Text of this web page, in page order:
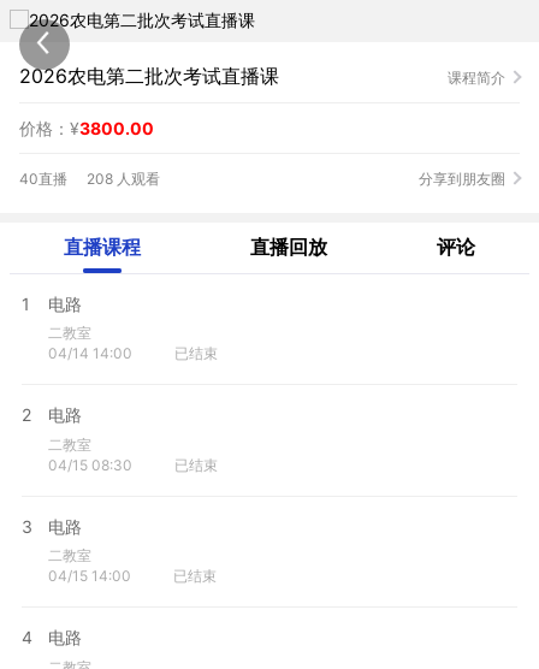
2026农电第二批次考试直播课 课程简介
价格：¥3800.00
40直播 208 人观看 分享到朋友圈
直播课程 直播回放 评论
1 电路
二教室
04/14 14:00
已结束
2 电路
二教室
04/15 08:30
已结束
3 电路
二教室
04/15 14:00
已结束
4 电路